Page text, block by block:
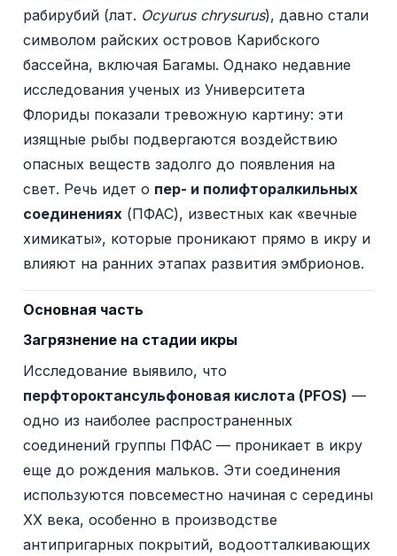
рабирубий (лат. Ocyurus chrysurus), давно стали
символом райских островов Карибского
бассейна, включая Багамы. Однако недавние
исследования ученых из Университета
Флориды показали тревожную картину: эти
изящные рыбы подвергаются воздействию
опасных веществ задолго до появления на
свет. Речь идет о пер- и полифторалкильных
соединениях (ПФАС), известных как «вечные
химикаты», которые проникают прямо в икру и
влияют на ранних этапах развития эмбрионов.
Основная часть
Загрязнение на стадии икры
Исследование выявило, что
перфтороктансульфоновая кислота (PFOS) —
одно из наиболее распространенных
соединений группы ПФАС — проникает в икру
еще до рождения мальков. Эти соединения
используются повсеместно начиная с середины
XX века, особенно в производстве
антипригарных покрытий, водоотталкивающих